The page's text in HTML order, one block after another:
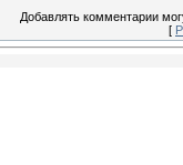
Добавлять комментарии
[